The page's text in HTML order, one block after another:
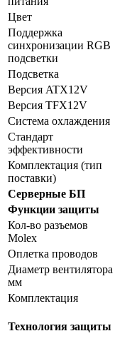
Цвет
Поддержка
синхронизации RGB
подсветки
Подсветка
Версия ATX12V
Версия TFX12V
Система охлаждения
Стандарт
эффективности
Комплектация (тип
поставки)
Серверные БП
Функции защиты
Кол-во разъемов
Molex
Оплетка проводов
Диаметр вентилятора
мм
Комплектация
Технология защиты